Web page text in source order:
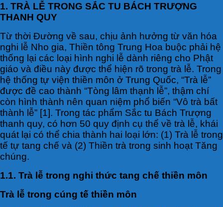
1. TRÀ LỄ TRONG SẮC TU BÁCH TRƯỢNG
THANH QUY
Từ thời Đường về sau, chịu ảnh hưởng từ văn hóa
nghi lễ Nho gia, Thiền tông Trung Hoa buộc phải hệ
thống lại các loại hình nghi lễ dành riêng cho Phật
giáo và điều này được thể hiện rõ trong trà lễ. Trong
hệ thống tự viện thiền môn ở Trung Quốc, “Trà lễ”
được đề cao thành “Tòng lâm thạnh lễ”, thậm chí
còn hình thành nên quan niệm phổ biến “Vô trà bất
thành lễ” [1]. Trong tác phẩm Sắc tu Bách Trượng
thanh quy, có hơn 50 quy định cụ thể về trà lễ, khái
quát lại có thể chia thành hai loại lớn: (1) Trà lễ trong
tế tự tang chế và (2) Thiền trà trong sinh hoạt Tăng
chúng.
1.1. Trà lễ trong nghi thức tang chế thiền môn
Trà lễ trong cúng tế thiền môn